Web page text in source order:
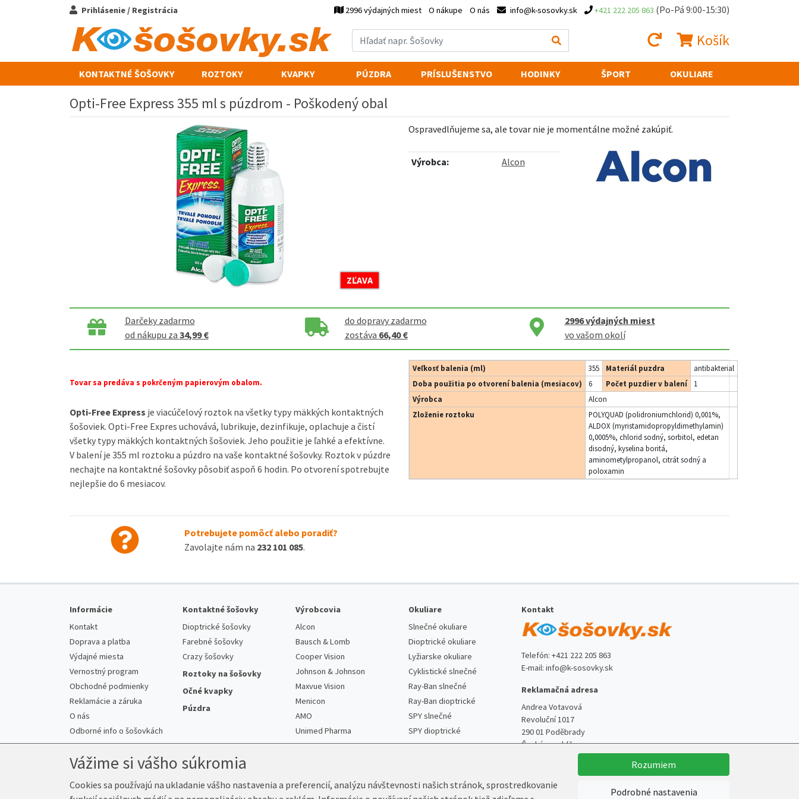
Prihlásenie / Registrácia 2996 výdajných miest O nákupe O nás info@k-sosovky.sk +421 222 205 863 (Po-Pá 9:00-15:30)
Košík
KONTAKTNÉ ŠOŠOVKY ROZTOKY KVAPKY PÚZDRA PRÍSLUŠENSTVO HODINKY ŠPORT OKULIARE
Opti-Free Express 355 ml s púzdrom - Poškodený obal
ZĽAVA
Ospravedlňujeme sa, ale tovar nie je momentálne možné zakúpiť.
Výrobca: Alcon
Darčeky zadarmo
od nákupu za 34,99 €
do dopravy zadarmo
zostáva 66,40 €
2996výdajných miest
vo vašom okolí
Tovar sa predáva s pokrčeným papierovým obalom.
Opti-Free Express je viacúčelový roztok na všetky typy mäkkých kontaktných
šošoviek. Opti-Free Expres uchovává, lubrikuje, dezinfikuje, oplachuje a čistí
všetky typy mäkkých kontaktných šošoviek. Jeho použitie je ľahké a efektívne.
V balení je 355 ml roztoku a púzdro na vaše kontaktné šošovky. Roztok v púzdre
nechajte na kontaktné šošovky pôsobiť aspoň 6 hodin. Po otvorení spotrebujte
nejlepšie do 6 mesiacov.
Veľkosť balenia (ml) 355 Materiál puzdra
antibakterial
Doba použitia po otvorení balenia (mesiacov)
6 Počet puzdier v balení
1
Výrobca
Alcon
Zloženie roztoku
POLYQUAD (polidroniumchlorid) 0,001%,
ALDOX (myristamidopropyldimethylamin)
0,0005%, chlorid sodný, sorbitol, edetan
disodný, kyselina boritá,
aminometylpropanol, citrát sodný a
poloxamin
Potrebujete pomôcť alebo poradiť?
Zavolajte nám na 232 101 085.
Informácie
Kontakt
Doprava a platba
Výdajné miesta
Vernostný program
Obchodné podmienky
Reklamácie a záruka
O nás
Odborné info o šošovkách
Kontaktné šošovky
Dioptrické šošovky
Farebné šošovky
Crazy šošovky
Roztoky na šošovky
Očné kvapky
Púzdra
Výrobcovia
Alcon
Bausch & Lomb
Cooper Vision
Johnson & Johnson
Maxvue Vision
Menicon
AMO
Unimed Pharma
Okuliare
Slnečné okuliare
Dioptrické okuliare
Lyžiarske okuliare
Cyklistické slnečné
Ray-Ban slnečné
Ray-Ban dioptrické
SPY slnečné
SPY dioptrické
Kontakt
Telefón: +421 222 205 863
E-mail: info@k-sosovky.sk
Reklamačná adresa
Andrea Votavová
Revoluční 1017
290 01 Poděbrady
Česká republika
Vážime si vášho súkromia
Cookies sa používajú na ukladanie vášho nastavenia a preferencií, analýzu návštevnosti našich stránok, sprostredkovanie
Rozumiem
Podrobné nastavenia